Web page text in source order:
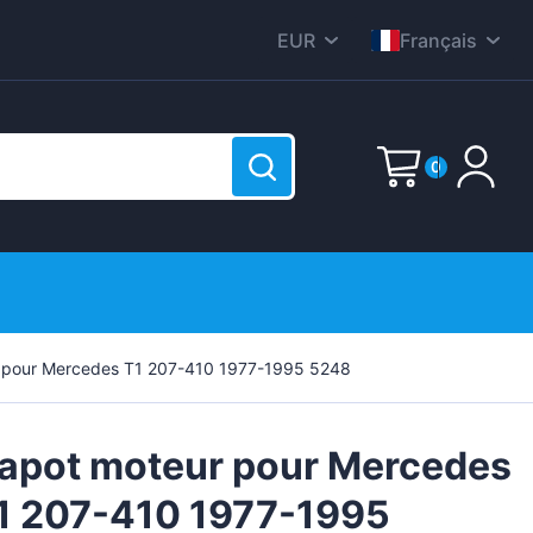
EUR
DKK
GBP
SEK
USD
Français
Español
Suomen
0
est vide !
Sign up now
Mercedes T1 207-410 1977-1995 5248
moteur pour Mercedes
207-410 1977-1995